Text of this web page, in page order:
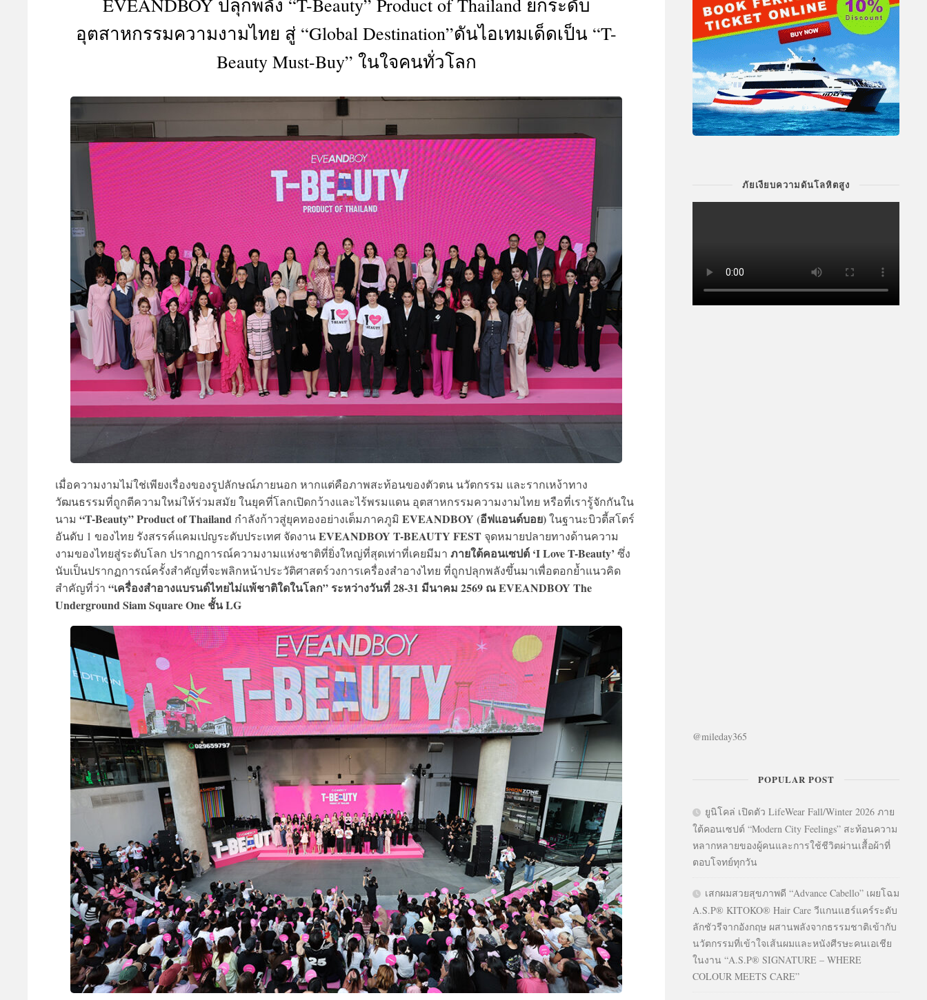
&
EVEANDBOY ปลุกพลัง “T-Beauty” Product of Thailand ยกระดับ
อุตสาหกรรมความงามไทย สู่ “Global Destination”ดันไอเทมเด็ดเป็น “T-
Beauty Must-Buy” ในใจคนทั่วโลก
เมื่อความงามไม่ใช่เพียงเรื่องของรูปลักษณ์ภายนอก หากแต่คือภาพสะท้อนของตัวตน นวัตกรรม และรากเหง้าทาง
วัฒนธรรมที่ถูกตีความใหม่ให้ร่วมสมัย ในยุคที่โลกเปิดกว้างและไร้พรมแดน อุตสาหกรรมความงามไทย หรือที่เรารู้จักกันใน
นาม “T-Beauty” Product of Thailand กำลังก้าวสู่ยุคทองอย่างเต็มภาคภูมิ EVEANDBOY (อีฟแอนด์บอย)ในฐานะบิวตี้สโตร์
อันดับ 1 ของไทย รังสรรค์แคมเปญระดับประเทศ จัดงานEVEANDBOY T-BEAUTY FEST จุดหมายปลายทางด้านความ
งามของไทยสู่ระดับโลก ปรากฏการณ์ความงามแห่งชาติที่ยิ่งใหญ่ที่สุดเท่าที่เคยมีมา ภายใต้คอนเซปต์ ‘I Love T-Beauty’ ซึ่ง
นับเป็นปรากฏการณ์ครั้งสำคัญที่จะพลิกหน้าประวัติศาสตร์วงการเครื่องสำอางไทย ที่ถูกปลุกพลังขึ้นมาเพื่อตอกย้ำแนวคิด
สำคัญที่ว่า “เครื่องสำอางแบรนด์ไทยไม่แพ้ชาติใดในโลก” ระหว่างวันที่ 28-31 มีนาคม 2569 ณ EVEANDBOY The
Underground Siam Square One ชั้น LG
ภัยเงียบความดันโลหิตสูง
@mileday365
POPULAR POST
ยูนิโคล่ เปิดตัว LifeWear Fall/Winter 2026 ภาย
ใต้คอนเซปต์ “Modern City Feelings” สะท้อนความ
หลากหลายของผู้คนและการใช้ชีวิตผ่านเสื้อผ้าที่
ตอบโจทย์ทุกวัน
เสกผมสวยสุขภาพดี “Advance Cabello” เผยโฉม
A.S.P® KITOKO® Hair Care วีแกนแฮร์แคร์ระดับ
ลักชัวรีจากอังกฤษ ผสานพลังจากธรรมชาติเข้ากับ
นวัตกรรมที่เข้าใจเส้นผมและหนังศีรษะคนเอเชีย
ในงาน “A.S.P® SIGNATURE – WHERE
COLOUR MEETS CARE”